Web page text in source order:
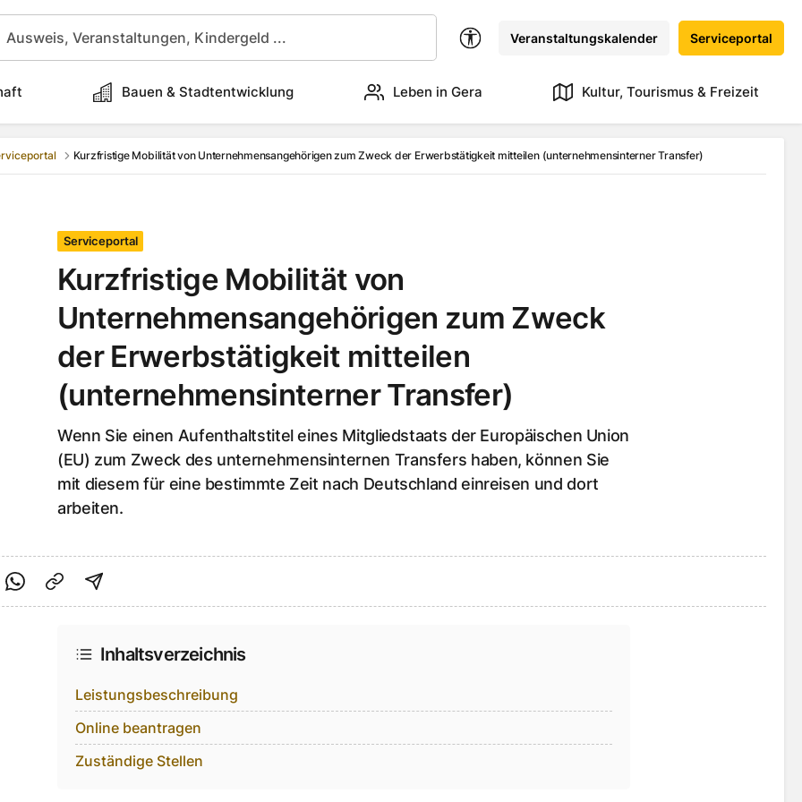
Veranstaltungskalender Serviceportal
Bauen & Stadtentwicklung Leben in Gera Kultur, Tourismus & Freizeit
Kurzfristige Mobilität von Unternehmensangehörigen zum Zweck der Erwerbstätigkeit mitteilen (unternehmensinterner Transfer)
Serviceportal
Kurzfristige Mobilität von
Unternehmensangehörigen zum Zweck
der Erwerbstätigkeit mitteilen
(unternehmensinterner Transfer)
Wenn Sie einen Aufenthaltstitel eines Mitgliedstaats der Europäischen Union
(EU) zum Zweck des unternehmensinternen Transfers haben, können Sie
mit diesem für eine bestimmte Zeit nach Deutschland einreisen und dort
arbeiten.
teilen
Twitter teilen
Per Link teilen
shareViaEmail
Inhaltsverzeichnis
Leistungsbeschreibung
Online beantragen
Zuständige Stellen